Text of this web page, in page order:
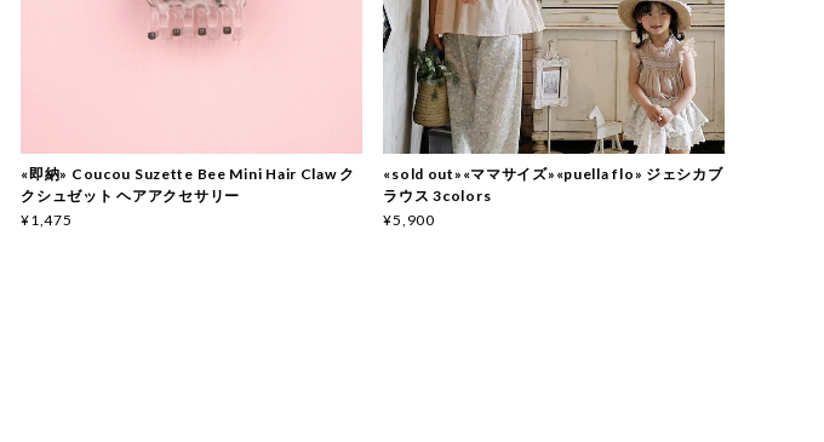
«即納» Coucou Suzette Bee Mini Hair Claw ク
クシュゼット ヘアアクセサリー
¥1,475
«sold out»«ママサイズ»«puella flo» ジェシカブ
ラウス 3colors
¥5,900